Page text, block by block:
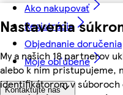
Nastavenia
My a našich 18 partnerov
alebo k nim pristupujeme,
identifikátorom v súboroch
Ako nakupovať
Registrácia
Objednanie doručenia
Moje obľúbené
Kontaktujte nás